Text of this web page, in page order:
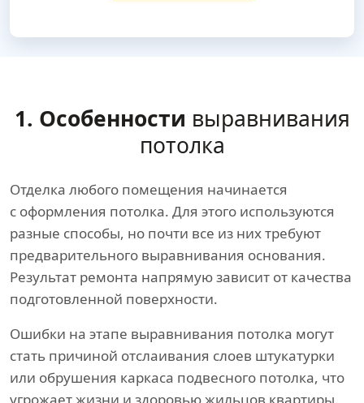
1. Особенности выравнивания
потолка
Отделка любого помещения начинается
с оформления потолка. Для этого используются
разные способы, но почти все из них требуют
предварительного выравнивания основания.
Результат ремонта напрямую зависит от качества
подготовленной поверхности.
Ошибки на этапе выравнивания потолка могут
стать причиной отслаивания слоев штукатурки
или обрушения каркаса подвесного потолка, что